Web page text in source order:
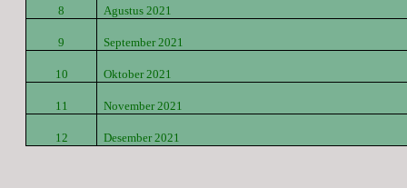
8 Agustus 2021
9 September 2021
10 Oktober 2021
11 November 2021
12 Desember 2021